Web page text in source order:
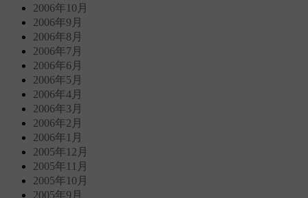
2006年10月
2006年9月
2006年8月
2006年7月
2006年6月
2006年5月
2006年4月
2006年3月
2006年2月
2006年1月
2005年12月
2005年11月
2005年10月
2005年9月